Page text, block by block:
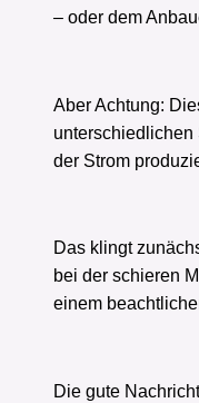
– oder dem
Aber Achtung:
unterschiedlichen
der Strom
Das klingt
bei der schieren
einem
Die gute